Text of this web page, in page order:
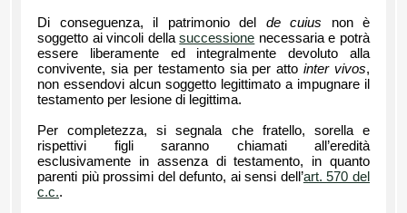
Di conseguenza, il patrimonio del de cuius non è
soggetto ai vincoli dellasuccessione necessaria e potrà
essere liberamente ed integralmente devoluto alla
convivente, sia per testamento sia per attointer vivos,
non essendovi alcun soggetto legittimato a impugnare il
testamento per lesione di legittima.
Per completezza, si segnala che fratello, sorella e
rispettivi figli saranno chiamati all’eredità
esclusivamente in assenza di testamento, in quanto
parenti più prossimi del defunto, ai sensi dell’art. 570 del
c.c..